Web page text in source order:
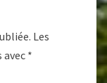
Les
*